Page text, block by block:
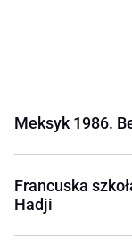
Meksyk 1986.
Francuska
Hadji